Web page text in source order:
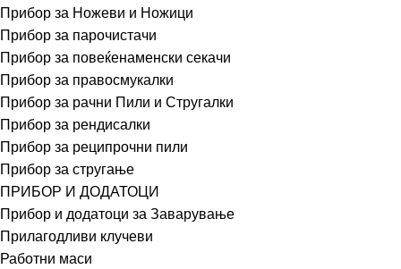
Прибор за Ножеви и Ножици
Прибор за парочистачи
Прибор за повеќенаменски секачи
Прибор за правосмукалки
Прибор за рачни Пили и Стругалки
Прибор за рендисалки
Прибор за реципрочни пили
Прибор за стругање
ПРИБОР И ДОДАТОЦИ
Прибор и додатоци за Заварување
Прилагодливи клучеви
Работни маси